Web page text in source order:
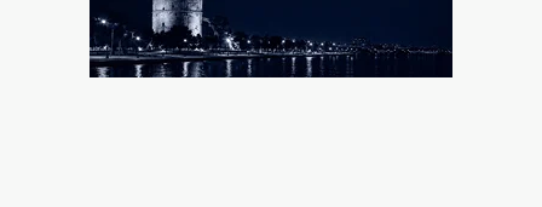
6|08|2026 | 11:51
Ούτε ίχνος αυτοκριτικής για την καταστροφή!